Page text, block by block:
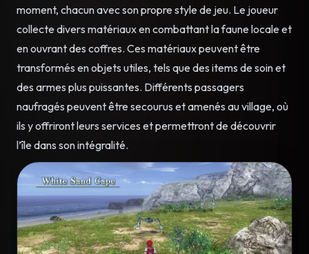
moment, chacun avec son propre style de jeu. Le joueur
collecte divers matériaux en combattant la faune locale et
en ouvrant des coffres. Ces matériaux peuvent être
transformés en objets utiles, tels que des items de soin et
des armes plus puissantes. Différents passagers
naufragés peuvent être secourus et amenés au village, où
ils y offriront leurs services et permettront de découvrir
l’île dans son intégralité.